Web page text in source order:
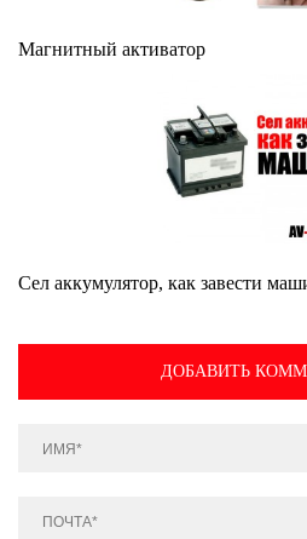
Магнитный активатор
Сел аккумулятор, как завести
ДОБАВИТЬ